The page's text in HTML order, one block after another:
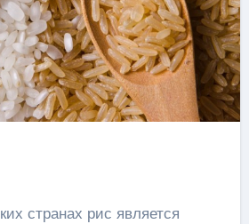
странах рис является